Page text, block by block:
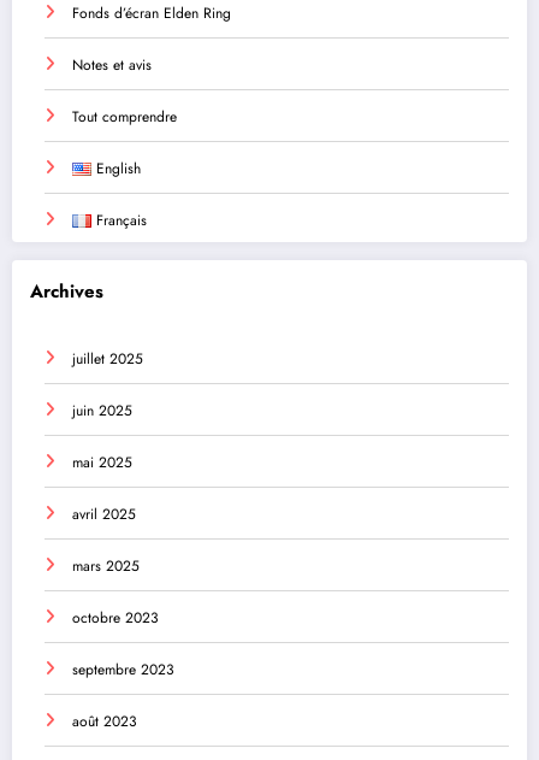
Fonds d’écran Elden Ring
Notes et avis
Tout comprendre
English
Français
Archives
juillet 2025
juin 2025
mai 2025
avril 2025
mars 2025
octobre 2023
septembre 2023
août 2023